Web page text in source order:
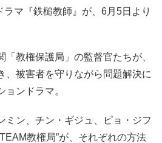
マ『鉄槌教師』が、6月5日より
教権保護局」の監督官たちが、
、被害者を守りながら問題解決に
ンドラマ。
ミン、チン・ギジュ、ピョ・ジフ
教権局”が、それぞれの方法